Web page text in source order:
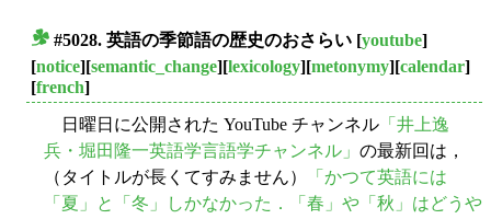
#5028. 英語の季節語の歴史のおさらい [youtube]
[notice][semantic_change][lexicology][metonymy][calendar]
[french]
日曜日に公開された YouTube チャンネル 「井上逸
兵・堀田隆一英語学言語学チャンネル」 の最新回は，
（タイトルが長くてすみません）
「かつて英語には
「夏」と「冬」しかなかった．「春」や「秋」はどうや